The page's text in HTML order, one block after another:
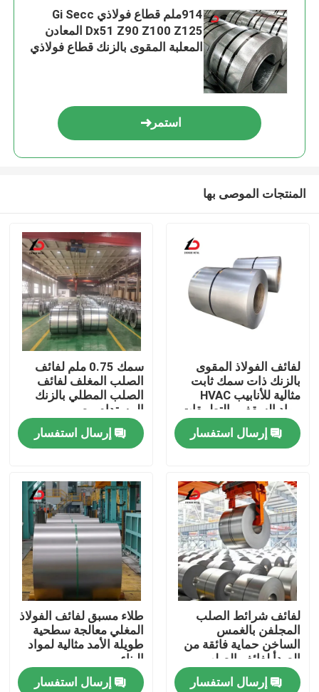
المنزل
المنتجات
فيديوهات
914ملم قطاع فولاذي Gi Secc
Dx51 Z90 Z100 Z125 المعادن
المعلبة المقوى بالزنك قطاع فولاذي
استمر
المنتجات الموصى بها
لفائف الفولاذ المقوى
بالزنك ذات سمك ثابت
مثالية للأنابيب HVAC
مواد السقف والتطبيقات
الصناعية
إرسال استفسار
سمك 0.75 ملم لفائف
الصلب المغلف لفائف
الصلب المطلي بالزنك
المستدام مصمم
للمعدات الصناعية
والزراعيةإرسال استفسار
لفائف شرائط الصلب
المجلفن بالغمس
الساخن حماية فائقة من
الصدأ لفائف الصلب
المطلية بالزنك للبناء
والتصنيعإرسال استفسار
طلاء مسبق لفائف الفولاذ
المغلي معالجة سطحية
طويلة الأمد مثالية لمواد
البناء
إرسال استفسار